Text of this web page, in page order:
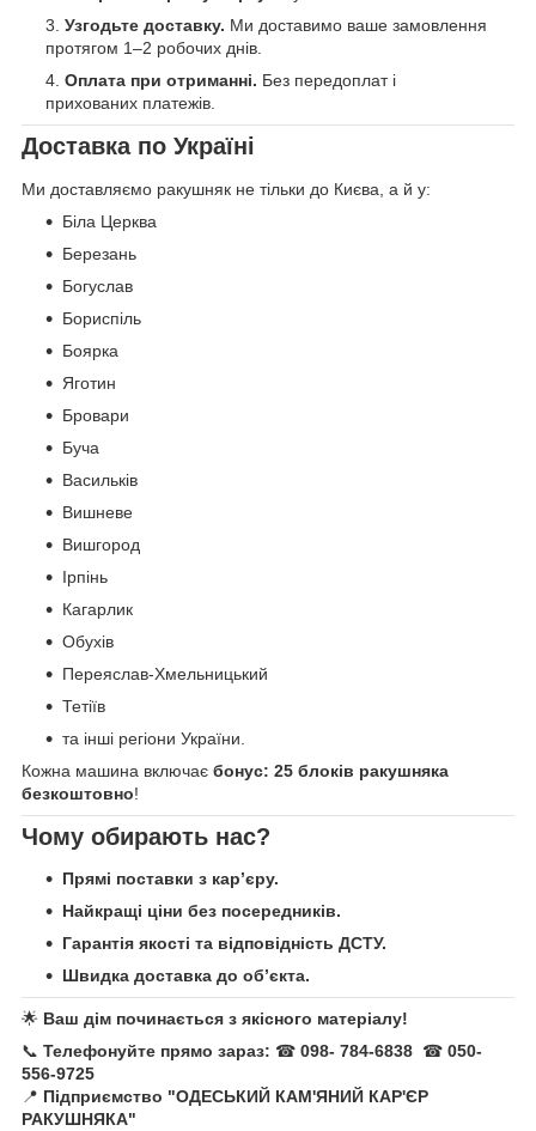
Узгодьте доставку. Ми доставимо ваше замовлення
протягом 1–2 робочих днів.
Оплата при отриманні. Без передоплат і
прихованих платежів.
Доставка по Україні
Ми доставляємо ракушняк не тільки до Києва, а й у:
Біла Церква
Березань
Богуслав
Бориспіль
Боярка
Яготин
Бровари
Буча
Васильків
Вишневе
Вишгород
Ірпінь
Кагарлик
Обухів
Переяслав-Хмельницький
Тетіїв
та інші регіони України.
Кожна машина включає бонус: 25 блоків ракушняка
безкоштовно!
Чому обирають нас?
Прямі поставки з кар’єру.
Найкращі ціни без посередників.
Гарантія якості та відповідність ДСТУ.
Швидка доставка до об’єкта.
🌟 Ваш дім починається з якісного матеріалу!
📞 Телефонуйте прямо зараз: ☎ 098- 784-6838 ☎ 050-
556-9725
📍 Підприємство "ОДЕСЬКИЙ КАМ'ЯНИЙ КАР'ЄР
РАКУШНЯКА"